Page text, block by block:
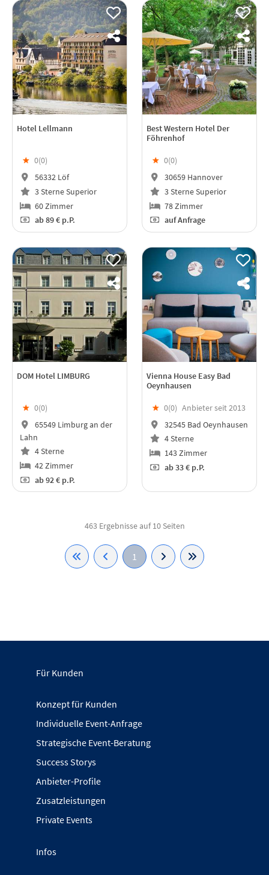
Hotel Lellmann
★ 0(0)
56332 Löf
3 Sterne Superior
60 Zimmer
ab89 € p.P.
Best Western Hotel Der
Föhrenhof
★ 0(0)
30659 Hannover
3 Sterne Superior
78 Zimmer
auf Anfrage
DOM Hotel LIMBURG
★ 0(0)
65549 Limburg an der
Lahn
4 Sterne
42 Zimmer
ab92 € p.P.
Vienna House Easy Bad
Oeynhausen
★ 0(0) Anbieter seit 2013
32545 Bad Oeynhausen
4 Sterne
143 Zimmer
ab33 € p.P.
463 Ergebnisse auf 10 Seiten
1
Für Kunden
Konzept für Kunden
Individuelle Event-Anfrage
Strategische Event-Beratung
Success Storys
Anbieter-Profile
Zusatzleistungen
Private Events
Infos